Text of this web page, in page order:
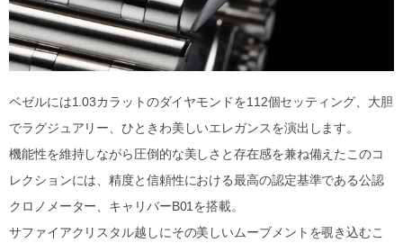
ベゼルには1.03カラットのダイヤモンドを112個セッティング、大胆
でラグジュアリー、ひときわ美しいエレガンスを演出します。
機能性を維持しながら圧倒的な美しさと存在感を兼ね備えたこのコ
レクションには、精度と信頼性における最高の認定基準である公認
クロノメーター、キャリバーB01を搭載。
サファイアクリスタル越しにその美しいムーブメントを覗き込むこ